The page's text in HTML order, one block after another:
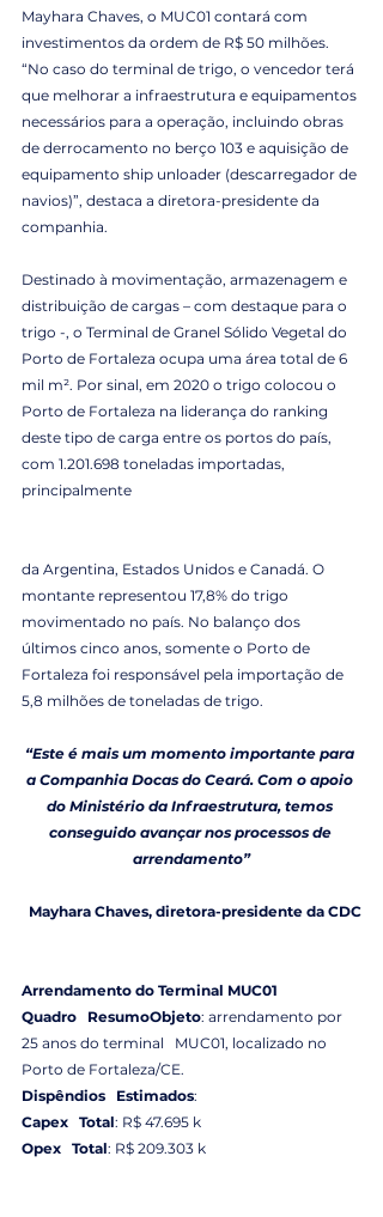
Mayhara Chaves, o MUC01 contará com
investimentos da ordem de R$ 50 milhões.
“No caso do terminal de trigo, o vencedor terá
que melhorar a infraestrutura e equipamentos
necessários para a operação, incluindo obras
de derrocamento no berço 103 e aquisição de
equipamento ship unloader (descarregador de
navios)”, destaca a diretora-presidente da
companhia.
Destinado à movimentação, armazenagem e
distribuição de cargas – com destaque para o
trigo -, o Terminal de Granel Sólido Vegetal do
Porto de Fortaleza ocupa uma área total de 6
mil m². Por sinal, em 2020 o trigo colocou o
Porto de Fortaleza na liderança do ranking
deste tipo de carga entre os portos do país,
com 1.201.698 toneladas importadas,
principalmente
da Argentina, Estados Unidos e Canadá. O
montante representou 17,8% do trigo
movimentado no país. No balanço dos
últimos cinco anos, somente o Porto de
Fortaleza foi responsável pela importação de
5,8 milhões de toneladas de trigo.
“Este é mais um momento importante para
a Companhia Docas do Ceará. Com o apoio
do Ministério da Infraestrutura, temos
conseguido avançar nos processos de
arrendamento”
Mayhara Chaves, diretora-presidente da CDC
Arrendamento do Terminal MUC01
Quadro   ResumoObjeto: arrendamento por
25 anos do terminal   MUC01, localizado no
Porto de Fortaleza/CE.
Dispêndios   Estimados:
Capex   Total: R$ 47.695 k
Opex   Total: R$ 209.303 k